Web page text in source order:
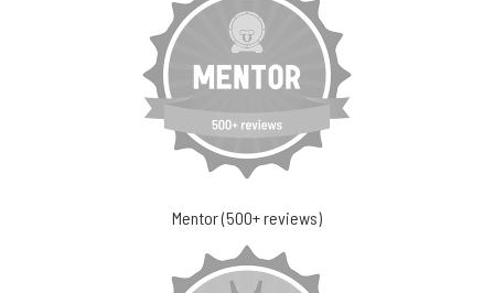
Mentor (500+ reviews)